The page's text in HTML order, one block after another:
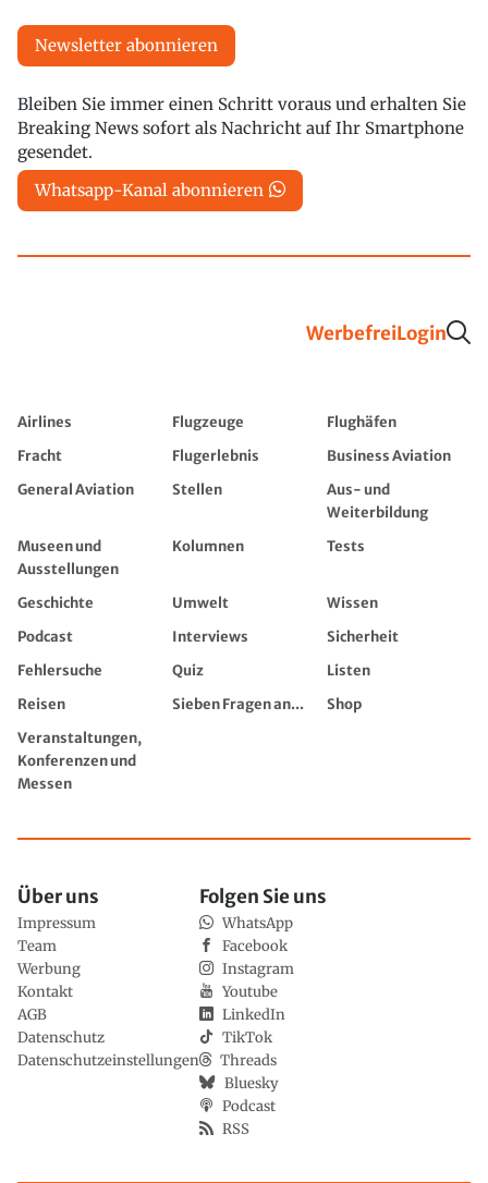
Newsletter abonnieren
Bleiben Sie immer einen Schritt voraus und erhalten Sie
Breaking News sofort als Nachricht auf Ihr Smartphone
gesendet.
Whatsapp-Kanal abonnieren
WerbefreiLogin
Airlines Flugzeuge
Flughäfen
Fracht
Flugerlebnis
Business Aviation
General Aviation
Stellen
Aus- und
Weiterbildung
Museen und
Ausstellungen
Kolumnen Tests
Geschichte Umwelt
Wissen
Podcast
Interviews
Sicherheit
Fehlersuche
Quiz
Listen
Reisen
Sieben Fragen an...
Shop
Veranstaltungen,
Konferenzen und
Messen
Über uns
Impressum
Team
Werbung
Kontakt
AGB
Datenschutz
Datenschutzeinstellungen
Folgen Sie uns
WhatsApp
Facebook
Instagram
Youtube
LinkedIn
TikTok
Threads
Bluesky
Podcast
RSS